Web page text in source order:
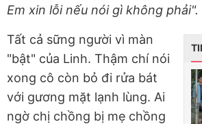
Em xin lỗi nếu nói gì không phải".
Tất cả sững người vì màn
"bật" của Linh. Thậm chí nói
xong cô còn bỏ đi rửa bát
với gương mặt lạnh lùng. Ai
ngờ chị chồng bị mẹ chồng